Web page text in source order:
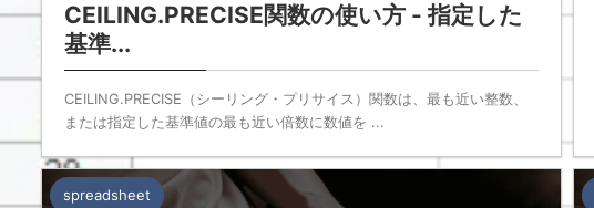
CEILING.PRECISE関数の使い方 - 指定した
基準...
CEILING.PRECISE（シーリング・プリサイス）関数は、最も近い整数、
または指定した基準値の最も近い倍数に数値を ...
spreadsheet